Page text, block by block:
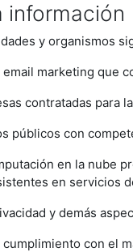
información
y organismos
marketing que
contratadas para
públicos con
en la nube
en servicios
y demás
con el